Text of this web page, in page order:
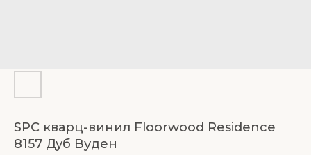
SPC кварц-винил Floorwood Residence
8157 Дуб Вуден